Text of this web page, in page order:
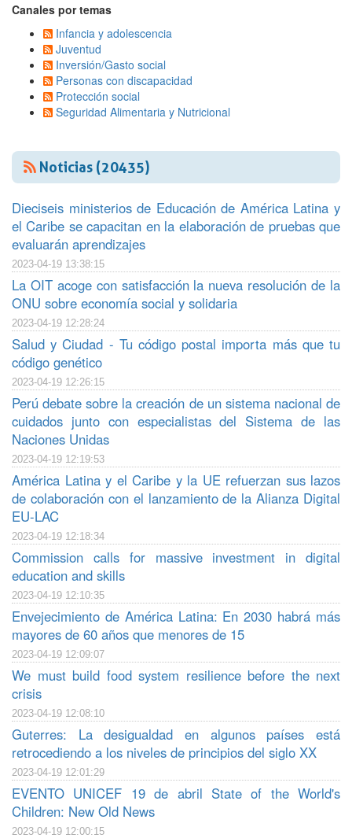
Canales por temas
Infancia y adolescencia
Juventud
Inversión/Gasto social
Personas con discapacidad
Protección social
Seguridad Alimentaria y Nutricional
Noticias (20435)
Dieciseis ministerios de Educación de América Latina y
el Caribe se capacitan en la elaboración de pruebas que
evaluarán aprendizajes
2023-04-19 13:38:15
La OIT acoge con satisfacción la nueva resolución de la
ONU sobre economía social y solidaria
2023-04-19 12:28:24
Salud y Ciudad - Tu código postal importa más que tu
código genético
2023-04-19 12:26:15
Perú debate sobre la creación de un sistema nacional de
cuidados junto con especialistas del Sistema de las
Naciones Unidas
2023-04-19 12:19:53
América Latina y el Caribe y la UE refuerzan sus lazos
de colaboración con el lanzamiento de la Alianza Digital
EU-LAC
2023-04-19 12:18:34
Commission calls for massive investment in digital
education and skills
2023-04-19 12:10:35
Envejecimiento de América Latina: En 2030 habrá más
mayores de 60 años que menores de 15
2023-04-19 12:09:07
We must build food system resilience before the next
crisis
2023-04-19 12:08:10
Guterres: La desigualdad en algunos países está
retrocediendo a los niveles de principios del siglo XX
2023-04-19 12:01:29
EVENTO UNICEF 19 de abril State of the World's
Children: New Old News
2023-04-19 12:00:15